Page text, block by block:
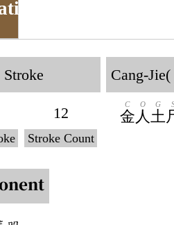
Stroke
12
Stroke Count
Cang-Jie(
金
C
人
O
土
G